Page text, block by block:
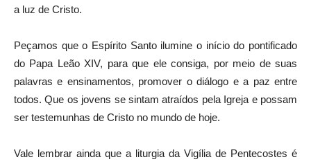
a luz de Cristo.
Peçamos que o Espírito Santo ilumine o início do pontificado
do Papa Leão XIV, para que ele consiga, por meio de suas
palavras e ensinamentos, promover o diálogo e a paz entre
todos. Que os jovens se sintam atraídos pela Igreja e possam
ser testemunhas de Cristo no mundo de hoje.
Vale lembrar ainda que a liturgia da Vigília de Pentecostes é